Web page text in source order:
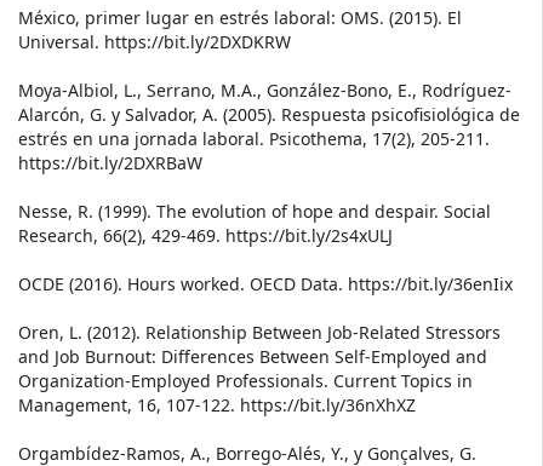
México, primer lugar en estrés laboral: OMS. (2015). El
Universal. https://bit.ly/2DXDKRW
Moya-Albiol, L., Serrano, M.A., González-Bono, E., Rodríguez-
Alarcón, G. y Salvador, A. (2005). Respuesta psicofisiológica de
estrés en una jornada laboral. Psicothema, 17(2), 205-211.
https://bit.ly/2DXRBaW
Nesse, R. (1999). The evolution of hope and despair. Social
Research, 66(2), 429-469. https://bit.ly/2s4xULJ
OCDE (2016). Hours worked. OECD Data. https://bit.ly/36enIix
Oren, L. (2012). Relationship Between Job-Related Stressors
and Job Burnout: Differences Between Self-Employed and
Organization-Employed Professionals. Current Topics in
Management, 16, 107-122. https://bit.ly/36nXhXZ
Orgambídez-Ramos, A., Borrego-Alés, Y., y Gonçalves, G.